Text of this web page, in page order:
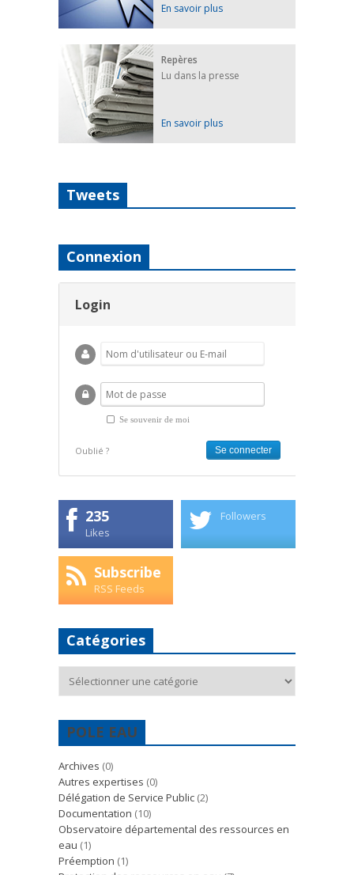
En savoir plus
Repères
Lu dans la presse
En savoir plus
Tweets
Connexion
Login
Se souvenir de moi
Oublié ?
235
Likes
Followers
Subscribe
RSS Feeds
Catégories
POLE EAU
Archives (0)
Autres expertises (0)
Délégation de Service Public (2)
Documentation (10)
Observatoire départemental des ressources en
eau (1)
Préemption (1)